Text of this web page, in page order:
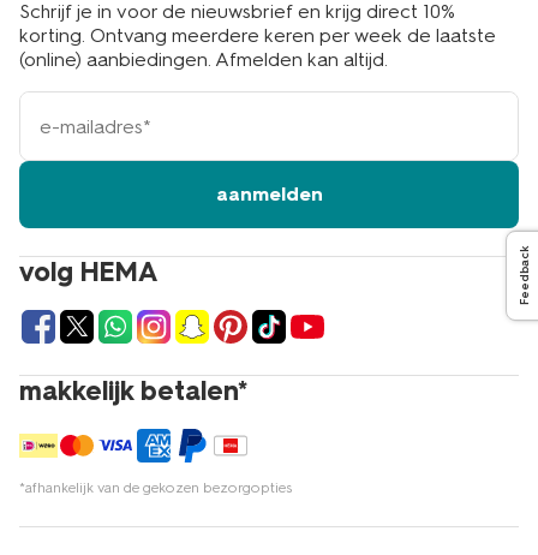
volg HEMA
makkelijk betalen*
*afhankelijk van de gekozen bezorgopties
Schrijf je in voor de nieuwsbrief en krijg direct 10%
korting. Ontvang meerdere keren per week de laatste
(online) aanbiedingen. Afmelden kan altijd.
e-
mailadres
aanmelden
Feedback